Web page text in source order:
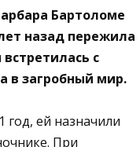
Бартоломе
назад пережила
с
в загробный мир.
год, ей назначили
При